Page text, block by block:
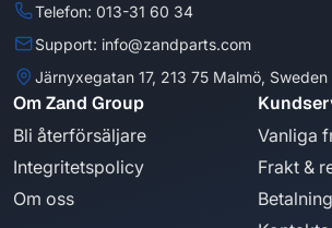
Telefon: 013-31 60 34
Support: info@zandparts.com
Järnyxegatan 17, 213 75 Malmö, Sweden
Om Zand Group
Bli återförsäljare
Integritetspolicy
Om oss
Vanliga
Frakt &